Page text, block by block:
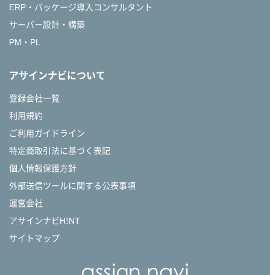
ERP・パッケージ導入コンサルタント
サーバー設計・構築
PM・PL
アサインナビについて
登録会社一覧
利用規約
ご利用ガイドライン
特定商取引法に基づく表記
個人情報保護方針
外部送信ツールに関する公表事項
運営会社
アサインナビH!NT
サイトマップ